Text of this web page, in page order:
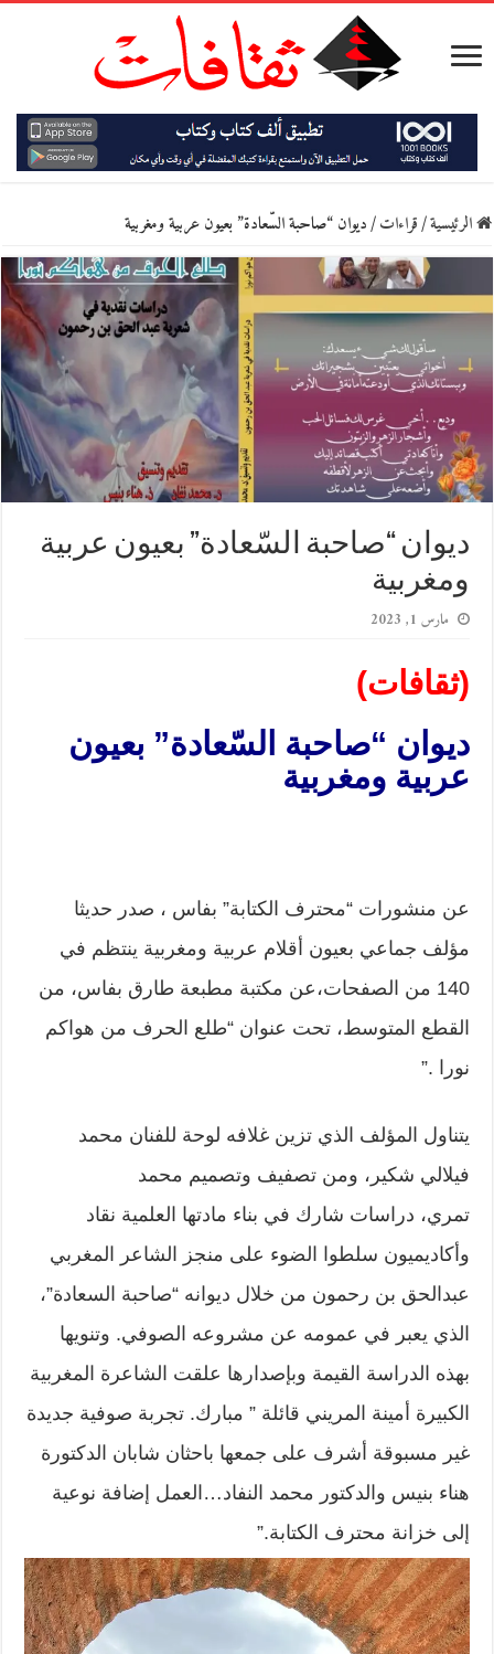
الرئيسية/قراءات/ديوان “صاحبة السّعادة” بعيون عربية ومغربية
ديوان “صاحبة السّعادة” بعيون عربية
ومغربية
مارس 1, 2023
(ثقافات)
ديوان “صاحبة السّعادة” بعيون
عربية ومغربية
عن منشورات “محترف الكتابة” بفاس ، صدر حديثا
مؤلف جماعي بعيون أقلام عربية ومغربية ينتظم في
140 من الصفحات،عن مكتبة مطبعة طارق بفاس، من
القطع المتوسط، تحت عنوان “طلع الحرف من هواكم
نورا .”
يتناول المؤلف الذي تزين غلافه لوحة للفنان محمد
فيلالي شكير، ومن تصفيف وتصميم محمد
تمري، دراسات شارك في بناء مادتها العلمية نقاد
وأكاديميون سلطوا الضوء على منجز الشاعر المغربي
عبدالحق بن رحمون من خلال ديوانه “صاحبة السعادة”،
الذي يعبر في عمومه عن مشروعه الصوفي. وتنويها
بهذه الدراسة القيمة وبإصدارها علقت الشاعرة المغربية
الكبيرة أمينة المريني قائلة ” مبارك. تجربة صوفية جديدة
غير مسبوقة أشرف على جمعها باحثان شابان الدكتورة
هناء بنيس والدكتور محمد النفاد…العمل إضافة نوعية
إلى خزانة محترف الكتابة.”